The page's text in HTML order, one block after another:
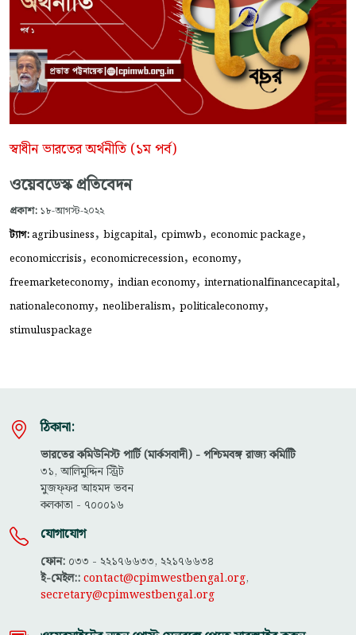
স্বাধীন ভারতের অর্থনীতি (১ম পর্ব)
ওয়েবডেস্ক প্রতিবেদন
প্রকাশ: ১৮-আগস্ট-২০২২
ট্যাগ:agribusiness, bigcapital, cpimwb, economic package,
economiccrisis, economicrecession, economy,
freemarketeconomy, indian economy, internationalfinancecapital,
nationaleconomy, neoliberalism, politicaleconomy,
stimuluspackage
ঠিকানা:
ভারতের কমিউনিস্ট পার্টি (মার্কসবাদী) - পশ্চিমবঙ্গ রাজ্য কমিটিি
৩১, আলিমুদ্দিন স্ট্রিট
মুজফ্ফ‌র আহমদ ভবন
কলকাতা - ৭০০০১৬
যোগাযোগ
ফোন: ০৩৩ - ২২১৭৬৬৩৩, ২২১৭৬৬৩৪
ই-মেইল::contact@cpimwestbengal.org,
secretary@cpimwestbengal.org